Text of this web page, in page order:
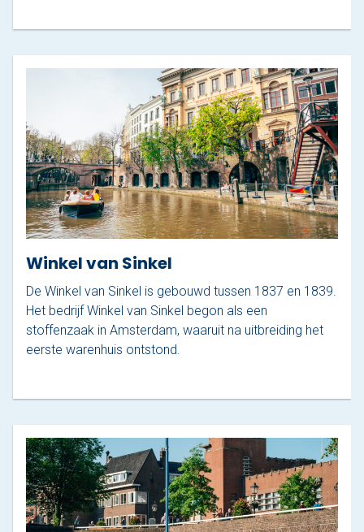
Winkel van Sinkel
De Winkel van Sinkel is gebouwd tussen 1837 en 1839.
Het bedrijf Winkel van Sinkel begon als een
stoffenzaak in Amsterdam, waaruit na uitbreiding het
eerste warenhuis ontstond.